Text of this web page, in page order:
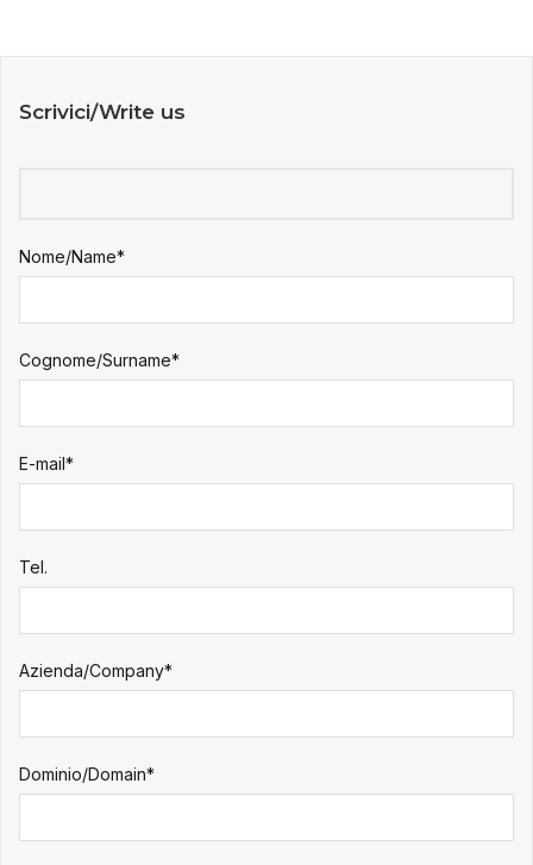
Scrivici/Write us
Nome/Name*
Cognome/Surname*
E-mail*
Tel.
Azienda/Company*
Dominio/Domain*